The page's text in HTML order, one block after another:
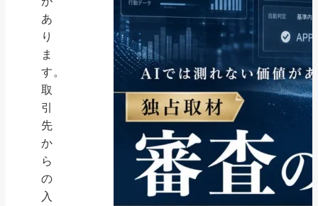
あ
り
ま
す。
取
引
先
か
ら
の
入